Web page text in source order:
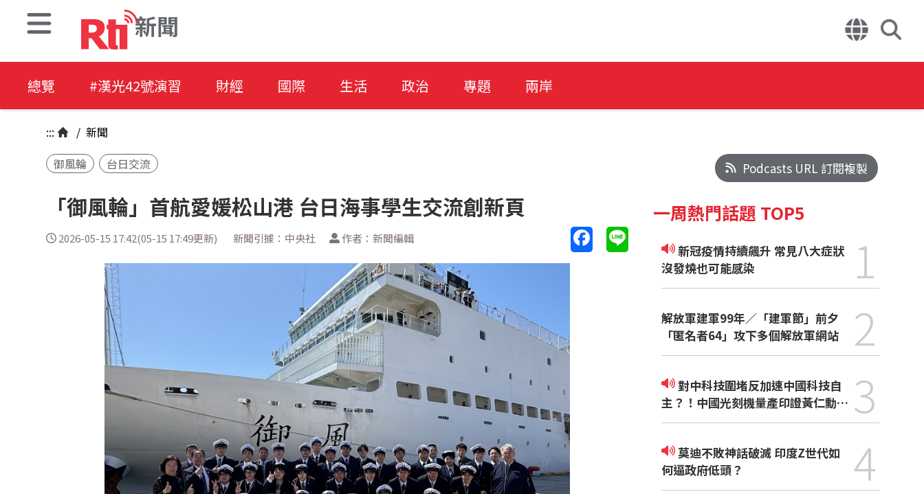
新聞
總覽 #漢光42號演習 財經 國際 生活 政治 專題 兩岸
::: / 新聞
御風輪
台日交流
「御風輪」首航愛媛松山港 台日海事學生交流創新頁
2026-05-15 17:42(05-15 17:49更新) 新聞引據：中央社 作者：新聞編輯
Podcasts URL 訂閱複製
一周熱門話題 TOP5
新冠疫情持續飆升 常見八大症狀
沒發燒也可能感染
1
解放軍建軍99年／「建軍節」前夕
「匿名者64」攻下多個解放軍網站
2
對中科技圍堵反加速中國科技自
主？！中國光刻機量產印證黃仁勳觀
點
3
莫迪不敗神話破滅 印度Z世代如
何逼政府低頭？
4